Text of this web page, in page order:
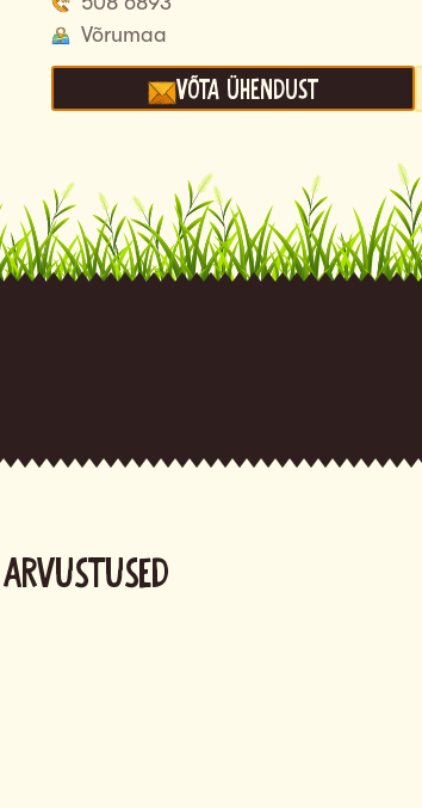
Võrumaa
Võta ühendust
Arvustused